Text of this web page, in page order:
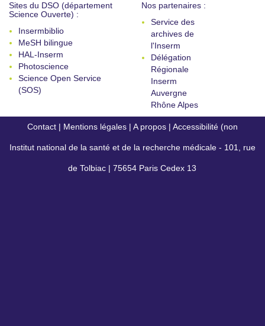
Sites du DSO (département
Science Ouverte) :
Insermbiblio
MeSH bilingue
HAL-Inserm
Photoscience
Science Open Service
(SOS)
Nos partenaires :
Service des
archives de
l'Inserm
Délégation
Régionale
Inserm
Auvergne
Rhône Alpes
Contact | Mentions légales | A propos | Accessibilité (non
conforme)
Institut national de la santé et de la recherche médicale - 101, rue
de Tolbiac | 75654 Paris Cedex 13